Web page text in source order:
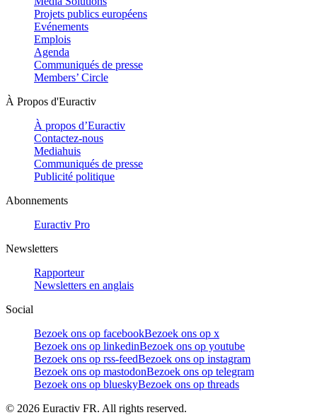
Projets publics européens
Evénements
Emplois
Agenda
Communiqués de presse
Members’ Circle
À Propos d'Euractiv
À propos d’Euractiv
Contactez-nous
Mediahuis
Communiqués de presse
Publicité politique
Abonnements
Euractiv Pro
Newsletters
Rapporteur
Newsletters en anglais
Social
Bezoek ons op facebookBezoek ons op x
Bezoek ons op linkedinBezoek ons op youtube
Bezoek ons op rss-feedBezoek ons op instagram
Bezoek ons op mastodonBezoek ons op telegram
Bezoek ons op blueskyBezoek ons op threads
© 2026 Euractiv FR. All rights reserved.